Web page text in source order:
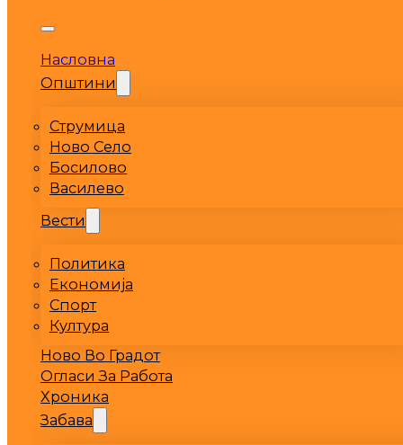
Насловна
Општини
Струмица
Ново Село
Босилово
Василево
Вести
Политика
Економија
Спорт
Култура
Ново Во Градот
Огласи За Работа
Хроника
Забава